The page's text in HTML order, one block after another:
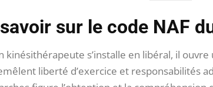
sur le code NAF
kinésithérapeute s’installe en libéral, il
liberté d’exercice et responsabilités